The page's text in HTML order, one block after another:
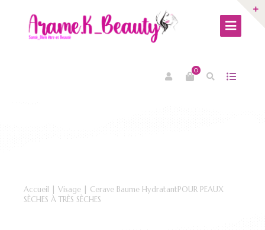
0
Accueil Visage | Cerave Baume HydratantPOUR PEAUX
SÈCHES À TRÈS SÈCHES